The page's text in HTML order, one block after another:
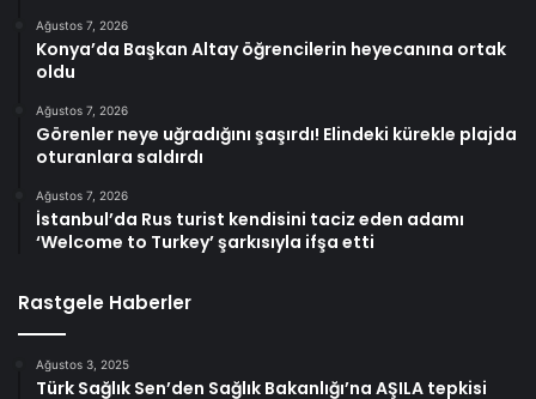
Ağustos 7, 2026
Konya’da Başkan Altay öğrencilerin heyecanına ortak
oldu
Ağustos 7, 2026
Görenler neye uğradığını şaşırdı! Elindeki kürekle plajda
oturanlara saldırdı
Ağustos 7, 2026
İstanbul’da Rus turist kendisini taciz eden adamı
‘Welcome to Turkey’ şarkısıyla ifşa etti
Rastgele Haberler
Ağustos 3, 2025
Türk Sağlık Sen’den Sağlık Bakanlığı’na AŞILA tepkisi